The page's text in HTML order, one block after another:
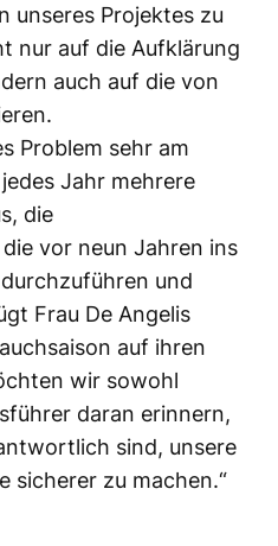
unseres Projektes zu
nur auf die Aufklärung
auch auf die von
Problem sehr am
Jahr mehrere
die
vor neun Jahren ins
und
Frau De Angelis
auf ihren
wir sowohl
daran erinnern,
sind, unsere
sicherer zu machen.“